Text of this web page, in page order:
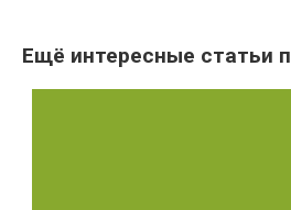
Ещё интересные статьи